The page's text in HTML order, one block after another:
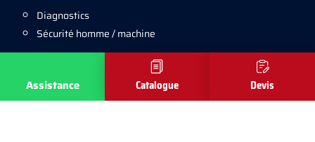
Assistance Catalogue Devis
Diagnostics
Sécurité homme / machine